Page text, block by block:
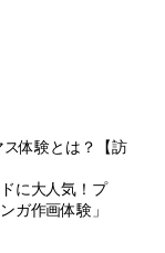
体験とは？【訪
に大人気！プ
ガ作画体験」